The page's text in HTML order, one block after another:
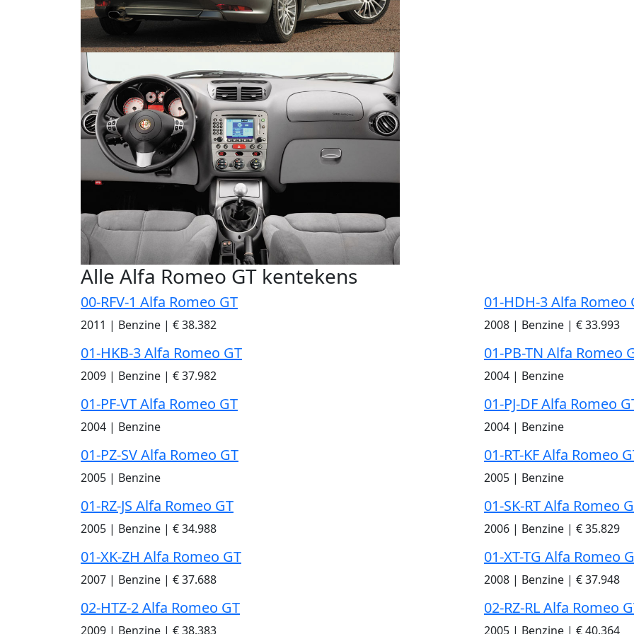
Alle Alfa Romeo GT kentekens
00-RFV-1 Alfa Romeo GT
2011 | Benzine | € 38.382
01-HDH-3 Alfa Romeo
2008 | Benzine | € 33.993
01-HKB-3 Alfa Romeo GT
2009 | Benzine | € 37.982
01-PB-TN Alfa Romeo
2004 | Benzine
01-PF-VT Alfa Romeo GT
2004 | Benzine
01-PJ-DF Alfa Romeo
2004 | Benzine
01-PZ-SV Alfa Romeo GT
2005 | Benzine
01-RT-KF Alfa Romeo
2005 | Benzine
01-RZ-JS Alfa Romeo GT
2005 | Benzine | € 34.988
01-SK-RT Alfa Romeo
2006 | Benzine | € 35.829
01-XK-ZH Alfa Romeo GT
2007 | Benzine | € 37.688
01-XT-TG Alfa Romeo
2008 | Benzine | € 37.948
02-HTZ-2 Alfa Romeo GT
2009 | Benzine | € 38.383
02-RZ-RL Alfa Romeo
2005 | Benzine | € 40.364